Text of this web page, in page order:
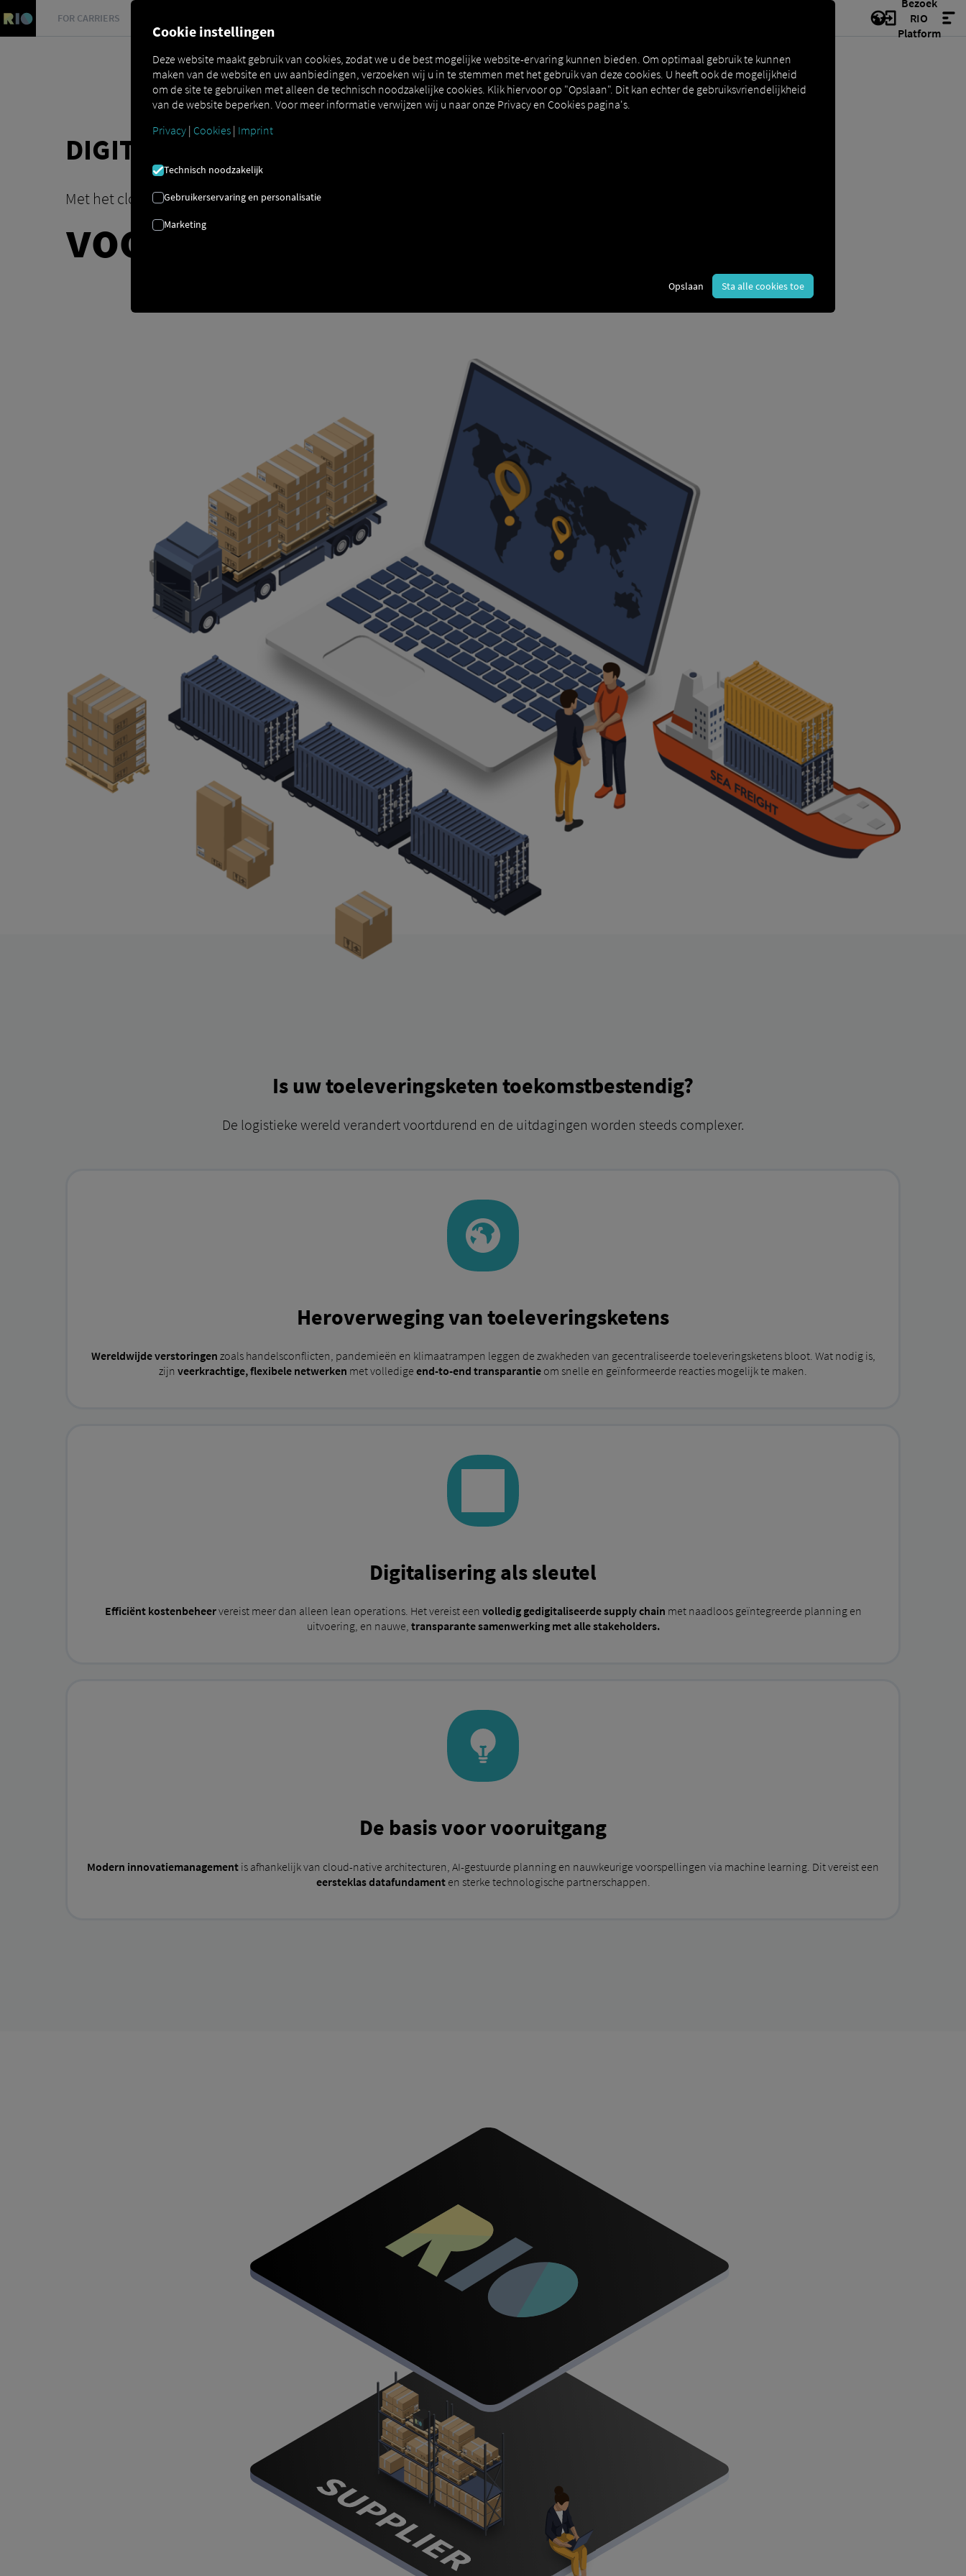
FOR CARRIERS
RIO
Platform
DIGITALISERING VAN DE TOELEVERINGSKETEN
Met het cloudgebaseerde logistieke platform
voor verlade
Is uw toeleveringsketen toekomstbestendig?
De logistieke wereld verandert voortdurend en de uitdagingen worden steeds complexer.
Heroverweging van toeleveringsketens
Wereldwijde verstoringen zoals handelsconflicten, pandemieën en klimaatrampen leggen de zwakheden van gecentraliseerde toeleveringsketens bloot. Wat nodig is,
zijn veerkrachtige, flexibele netwerken met volledige end-to-end transparantie om snelle en geïnformeerde reacties mogelijk te maken.
Digitalisering als sleutel
Efficiënt kostenbeheervereist meer dan alleen lean operations. Het vereist een volledig gedigitaliseerde supply chain met naadloos geïntegreerde planning en
uitvoering, en nauwe, transparante samenwerking met alle stakeholders.
De basis voor vooruitgang
Modern innovatiemanagement is afhankelijk van cloud-native architecturen, AI-gestuurde planning en nauwkeurige voorspellingen via machine learning. Dit vereist een
eersteklas datafundamenten sterke technologische partnerschappen.
Cookie instellingen
Deze website maakt gebruik van cookies, zodat we u de best mogelijke website-ervaring kunnen bieden. Om optimaal gebruik te kunnen
maken van de website en uw aanbiedingen, verzoeken wij u in te stemmen met het gebruik van deze cookies. U heeft ook de mogelijkheid
om de site te gebruiken met alleen de technisch noodzakelijke cookies. Klik hiervoor op "Opslaan". Dit kan echter de gebruiksvriendelijkheid
van de website beperken. Voor meer informatie verwijzen wij u naar onze Privacy en Cookies pagina's.
Privacy | Cookies | Imprint
Technisch noodzakelijk
Gebruikerservaring en personalisatie
Marketing
Opslaan Sta alle cookies toe